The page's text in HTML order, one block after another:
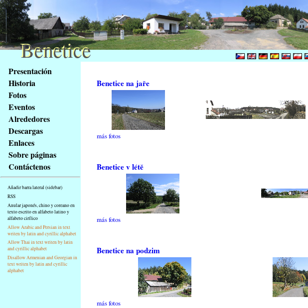
obsah
stránky
Klávesové
zkratky
tomto
webu
základní
Hlavní
strana
Presentación
Historia
Fotos
Eventos
Alrededores
Descargas
Enlaces
Sobre páginas
Contáctenos
Añadir barra lateral (sidebar)
RSS
Anular japonés, chino y coreano en
texto escrito en alfabeto latino y
alfabeto cirílico
Allow Arabic and Persian in text
writen by latin and cyrillic alphabet
Allow Thai in text writen by latin
and cyrillic alphabet
Disallow Armenian and Georgian in
text writen by latin and cyrillic
alphabet
Benetice na jaře
más fotos
Benetice v létě
más fotos
Benetice na podzim
más fotos
Benetice
Benetice